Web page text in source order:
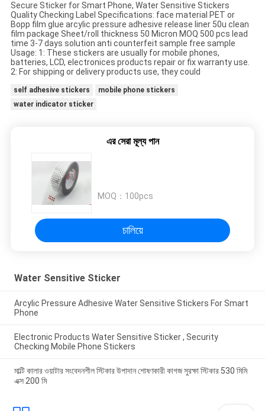
Secure Sticker for Smart Phone, Water Sensitive Stickers
Quality Checking Label Specifications: face material PET or
Bopp film glue arcylic pressure adhesive release liner 50u clean
film package Sheet/roll thickness 50 Micron MOQ 500 pcs lead
time 3-7 days solution anti counterfeit sample free sample
Usage: 1: These stickers are usually for mobile phones,
batteries, LCD, electronices products repair or fix warranty use.
2: For shipping or delivery products use, they could
self adhesive stickers
mobile phone stickers
water indicator sticker
এর সেরা মূল্য পান
MOQ： 100pcs
চালিয়ে
Water Sensitive Sticker
Arcylic Pressure Adhesive Water Sensitive Stickers For Smart
Phone
Electronic Products Water Sensitive Sticker , Security
Checking Mobile Phone Stickers
মাল্টি কালার ওয়াটার সংবেদনশীল স্টিকার উপাদান শোষণকারী কাগজ সুরক্ষা স্টিকার 530 মিমি
এক্স 200 মি